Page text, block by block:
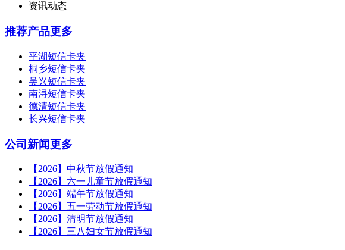
资讯动态
推荐产品更多
平湖短信卡夹
桐乡短信卡夹
吴兴短信卡夹
南浔短信卡夹
德清短信卡夹
长兴短信卡夹
公司新闻更多
【2026】中秋节放假通知
【2026】六一儿童节放假通知
【2026】端午节放假通知
【2026】五一劳动节放假通知
【2026】清明节放假通知
【2026】三八妇女节放假通知